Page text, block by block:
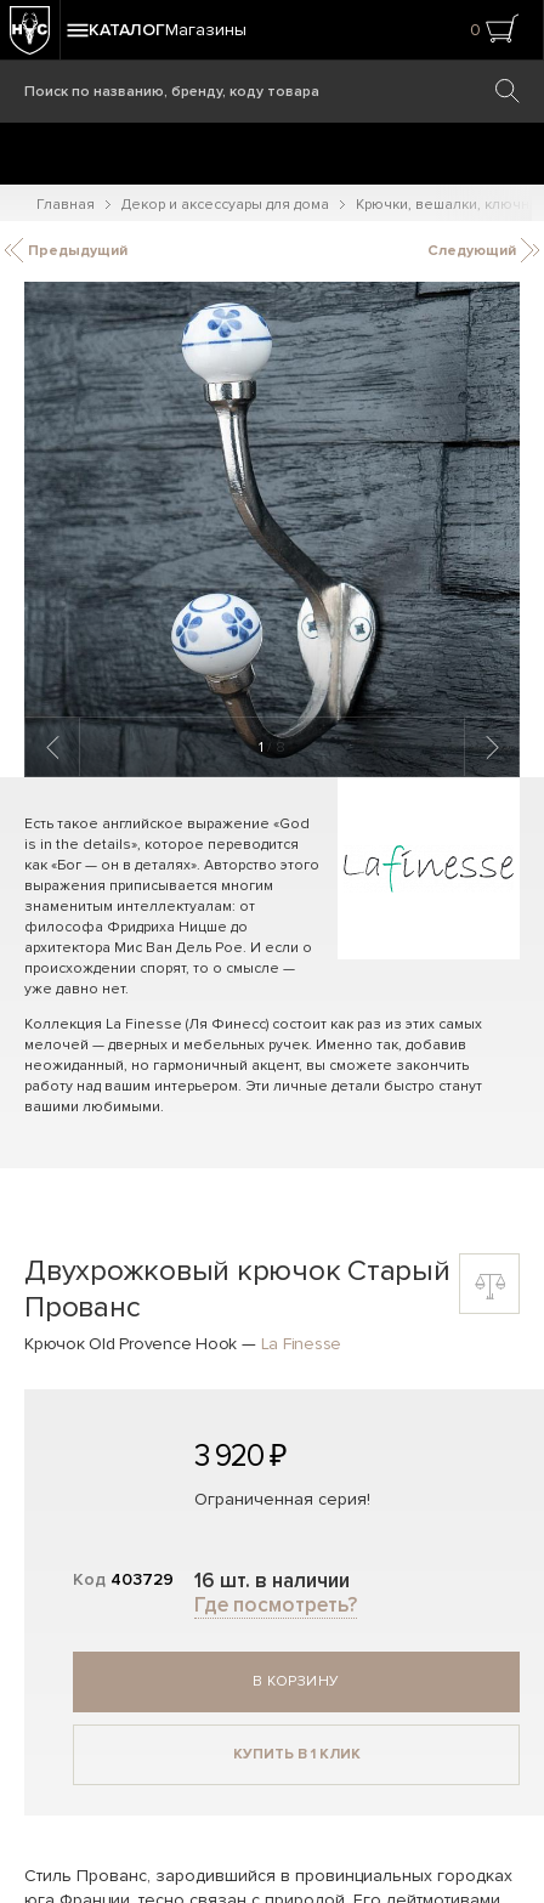
КАТАЛОГМагазины 0
Главная Декор и аксессуары для дома Крючки, вешалки,
Предыдущий Следующий
1 / 8
Есть такое английское выражение «God
is in the details», которое переводится
как «Бог — он в деталях». Авторство этого
выражения приписывается многим
знаменитым интеллектуалам: от
философа Фридриха Ницше до
архитектора Мис Ван Дель Рое. И если о
происхождении спорят, то о смысле —
уже давно нет.
Коллекция La Finesse (Ля Финесс) состоит как раз из этих самых
мелочей — дверных и мебельных ручек. Именно так, добавив
неожиданный, но гармоничный акцент, вы сможете закончить
работу над вашим интерьером. Эти личные детали быстро станут
вашими любимыми.
Двухрожковый крючок Старый
Прованс
Крючок Old Provence Hook — La Finesse
Код 403729
3 920 ₽
Ограниченная серия!
16 шт. в наличии
Где посмотреть?
В КОРЗИНУ
КУПИТЬ В 1 КЛИК
Стиль Прованс, зародившийся в провинциальных городках